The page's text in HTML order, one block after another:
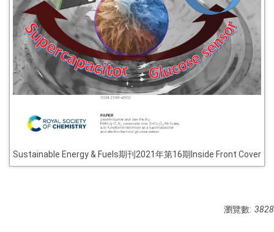
Sustainable Energy & Fuels期刊2021年第16期Inside Front Cover
瀏覽數: 3828